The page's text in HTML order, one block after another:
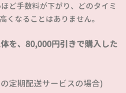
ど手数料が下がり、どのタイミ
くなることはありません。
を、80,000円引きで購入した
定期配送サービスの場合)